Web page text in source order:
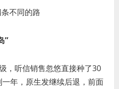
不同的路
”
，听信销售忽悠直接种了30
年，原生发继续后退，前面